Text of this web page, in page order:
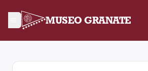
MUSEO GRANATE
Fecha 11. Partido entre Lanús y